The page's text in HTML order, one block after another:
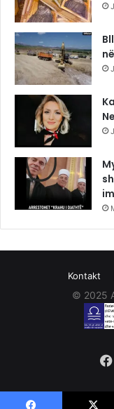
Kontakt
© 2025